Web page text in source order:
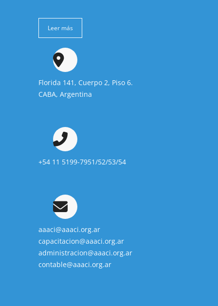
Leer más
Florida 141, Cuerpo 2, Piso 6.
CABA, Argentina
+54 11 5199-7951/52/53/54
aaaci@aaaci.org.ar
capacitacion@aaaci.org.ar
administracion@aaaci.org.ar
contable@aaaci.org.ar